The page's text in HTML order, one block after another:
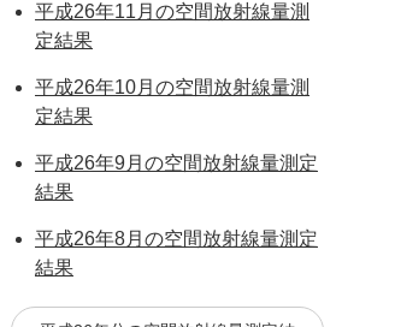
平成26年11月の空間放射線量測
定結果
平成26年10月の空間放射線量測
定結果
平成26年9月の空間放射線量測定
結果
平成26年8月の空間放射線量測定
結果